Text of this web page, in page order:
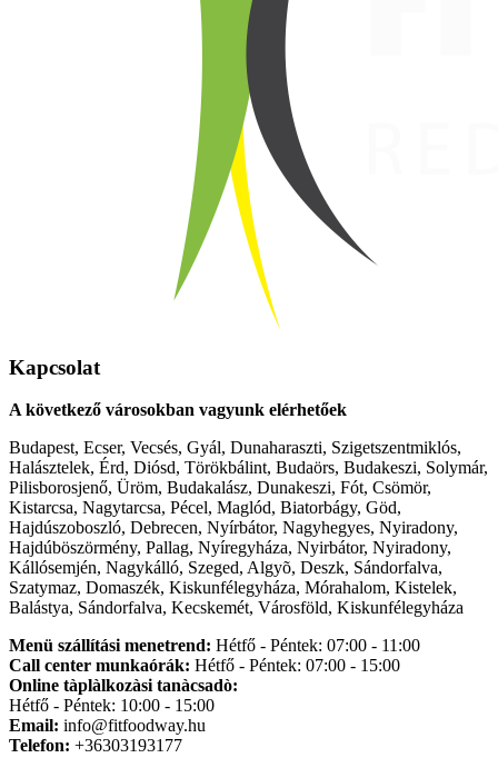
Kapcsolat
A következő városokban vagyunk elérhetőek
Budapest, Ecser, Vecsés, Gyál, Dunaharaszti, Szigetszentmiklós,
Halásztelek, Érd, Diósd, Törökbálint, Budaörs, Budakeszi, Solymár,
Pilisborosjenő, Üröm, Budakalász, Dunakeszi, Fót, Csömör,
Kistarcsa, Nagytarcsa, Pécel, Maglód, Biatorbágy, Göd,
Hajdúszoboszló, Debrecen, Nyírbátor, Nagyhegyes, Nyiradony,
Hajdúböszörmény, Pallag, Nyíregyháza, Nyirbátor, Nyiradony,
Kállósemjén, Nagykálló, Szeged, Algyõ, Deszk, Sándorfalva,
Szatymaz, Domaszék, Kiskunfélegyháza, Mórahalom, Kistelek,
Balástya, Sándorfalva, Kecskemét, Városföld, Kiskunfélegyháza
Menü szállítási menetrend: Hétfő - Péntek: 07:00 - 11:00
Call center munkaórák: Hétfő - Péntek: 07:00 - 15:00
Online tàplàlkozàsi tanàcsadò:
Hétfő - Péntek: 10:00 - 15:00
Email: info@fitfoodway.hu
Telefon: +36303193177